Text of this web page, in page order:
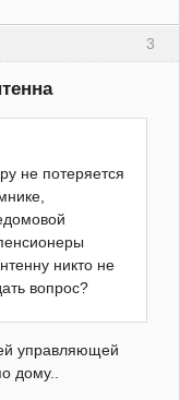
3
не потеряется
никто не
вопрос?
управляющей
дому..